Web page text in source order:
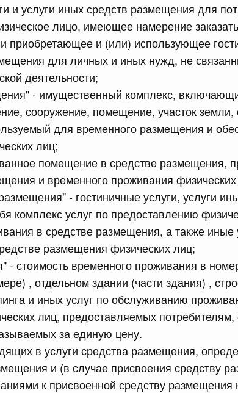
и услуги иных средств размещения для
лицо, имеющее намерение
приобретающее и (или) использующее
для личных и иных нужд, не
деятельности;
- имущественный комплекс,
сооружение, помещение, участок
для временного размещения и
лиц;
помещение в средстве размещения,
и временного проживания
- гостиничные услуги, услуги
комплекс услуг по предоставлению
в средстве размещения, а также
размещения физических лиц;
- стоимость временного проживания в
, отдельном здании (части здания) ,
и иных услуг по обслуживанию
лиц, предоставляемых
за единую цену.
в услуги средства размещения,
и (в случае присвоения средству
к присвоенной средству размещения
Федерации от 21.07.2026 г. № 918
Российской Федерации от 29 июня 2021 г.
Федерации от 21.07.2026 г. № 920
Федерации от 21.07.2026 г. № 919
Российской Федерации от 12 марта 2022 г.
понедельник
Федерации от 20.07.2026 г. № 915
июля, суббота
Федерации от 18.07.2026 г. № 906